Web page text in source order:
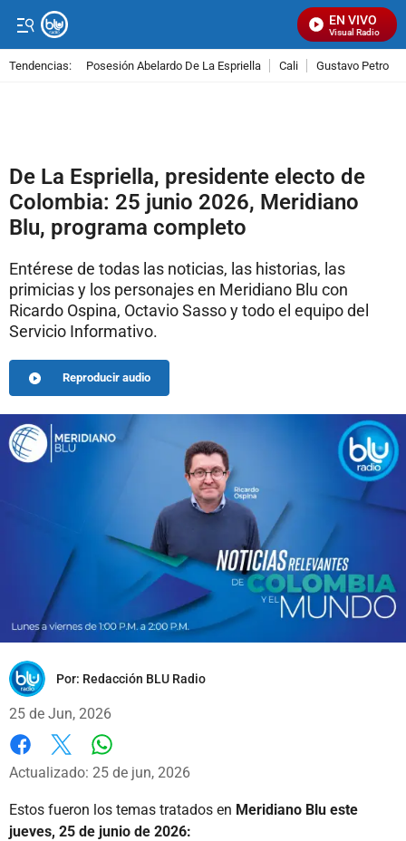
EN VIVO
Señal Visual Radio
Tendencias: Posesión Abelardo De La Espriella Cali Gustavo Petro
De La Espriella, presidente electo de
Colombia: 25 junio 2026, Meridiano
Blu, programa completo
Entérese de todas las noticias, las historias, las
primicias y los personajes en Meridiano Blu con
Ricardo Ospina, Octavio Sasso y todo el equipo del
Servicio Informativo.
Reproducir audio
Por: Redacción BLU Radio
25 de Jun, 2026
Facebook
X
Actualizado: 25 de jun, 2026
Estos fueron los temas tratados en Meridiano Blu este
jueves, 25 de junio de 2026: